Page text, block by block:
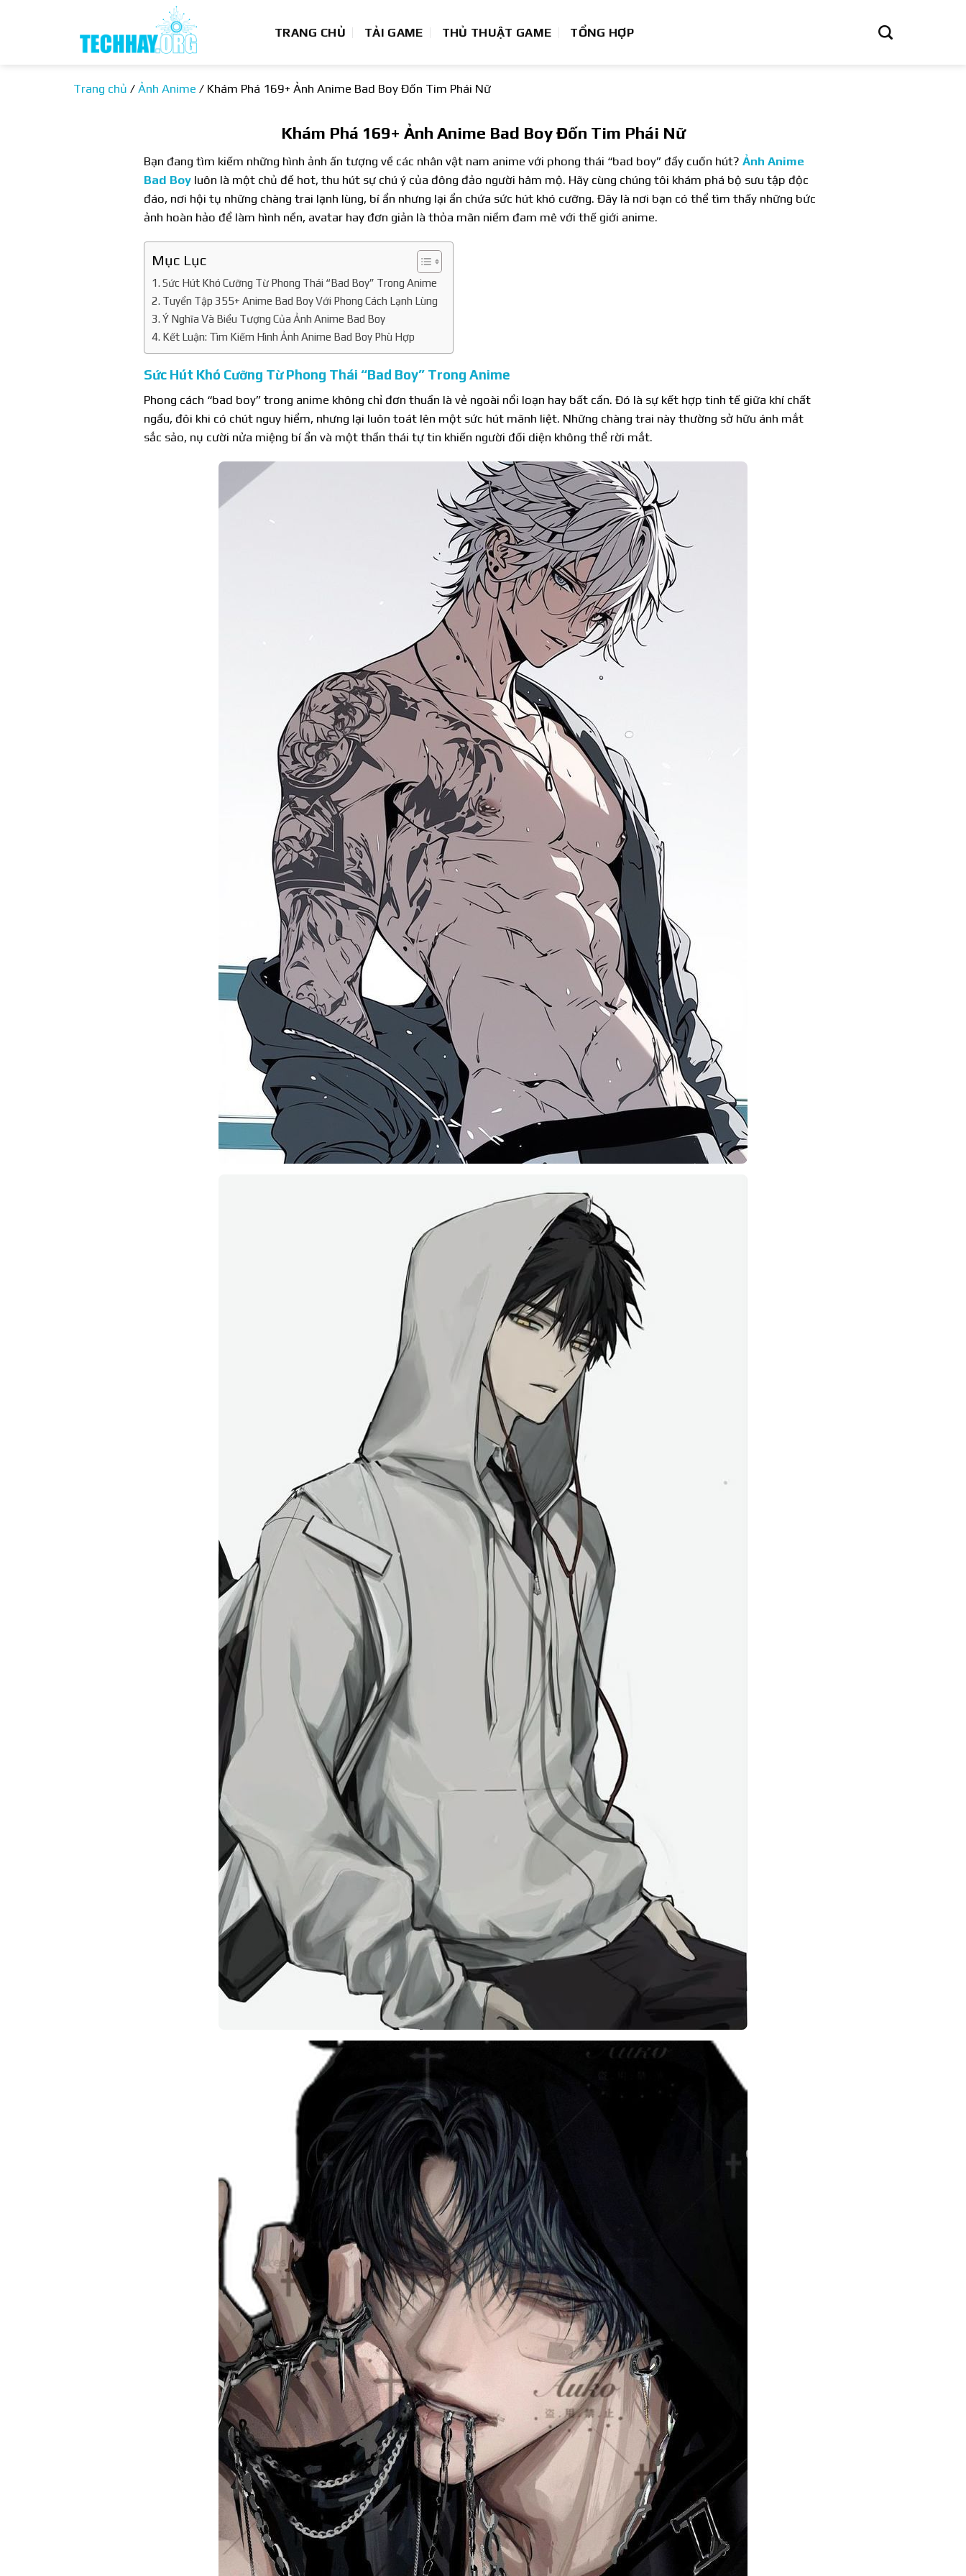
TRANG CHỦ TẢI GAME THỦ THUẬT GAME TỔNG HỢP
Trang chủ / Ảnh Anime / Khám Phá 169+ Ảnh Anime Bad Boy Đốn Tim Phái Nữ
Khám Phá 169+ Ảnh Anime Bad Boy Đốn Tim Phái Nữ
Bạn đang tìm kiếm những hình ảnh ấn tượng về các nhân vật nam anime với phong thái “bad boy” đầy cuốn hút? Ảnh Anime
Bad Boyluôn là một chủ đề hot, thu hút sự chú ý của đông đảo người hâm mộ. Hãy cùng chúng tôi khám phá bộ sưu tập độc
đáo, nơi hội tụ những chàng trai lạnh lùng, bí ẩn nhưng lại ẩn chứa sức hút khó cưỡng. Đây là nơi bạn có thể tìm thấy những bức
ảnh hoàn hảo để làm hình nền, avatar hay đơn giản là thỏa mãn niềm đam mê với thế giới anime.
Mục Lục
Sức Hút Khó Cưỡng Từ Phong Thái “Bad Boy” Trong Anime
Tuyển Tập 355+ Anime Bad Boy Với Phong Cách Lạnh Lùng
Ý Nghĩa Và Biểu Tượng Của Ảnh Anime Bad Boy
Kết Luận: Tìm Kiếm Hình Ảnh Anime Bad Boy Phù Hợp
Sức Hút Khó Cưỡng Từ Phong Thái “Bad Boy” Trong Anime
Phong cách “bad boy” trong anime không chỉ đơn thuần là vẻ ngoài nổi loạn hay bất cần. Đó là sự kết hợp tinh tế giữa khí chất
ngầu, đôi khi có chút nguy hiểm, nhưng lại luôn toát lên một sức hút mãnh liệt. Những chàng trai này thường sở hữu ánh mắt
sắc sảo, nụ cười nửa miệng bí ẩn và một thần thái tự tin khiến người đối diện không thể rời mắt.